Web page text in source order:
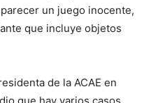
un juego inocente,
que incluye objetos
de la ACAE en